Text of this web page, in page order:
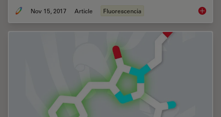
Nov 15, 2017 Article Fluorescencia The